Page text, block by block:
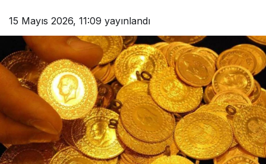
15 Mayıs 2026, 11:09 yayınlandı